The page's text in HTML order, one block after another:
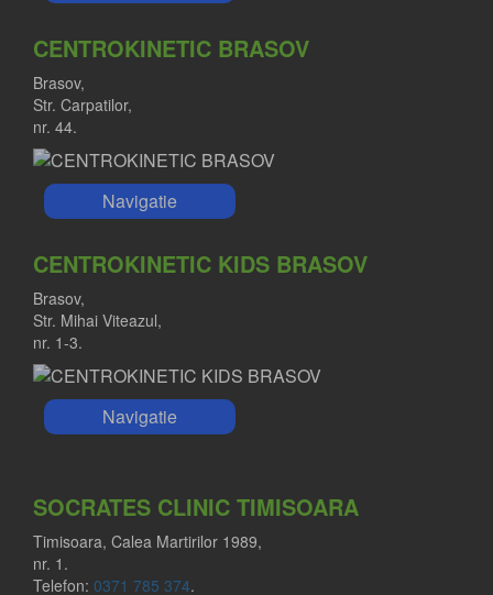
CENTROKINETIC BRASOV
Brasov,
Str. Carpatilor,
nr. 44.
Navigatie
CENTROKINETIC KIDS BRASOV
Brasov,
Str. Mihai Viteazul,
nr. 1-3.
Navigatie
SOCRATES CLINIC TIMISOARA
Timisoara, Calea Martirilor 1989,
nr. 1.
Telefon: 0371 785 374.